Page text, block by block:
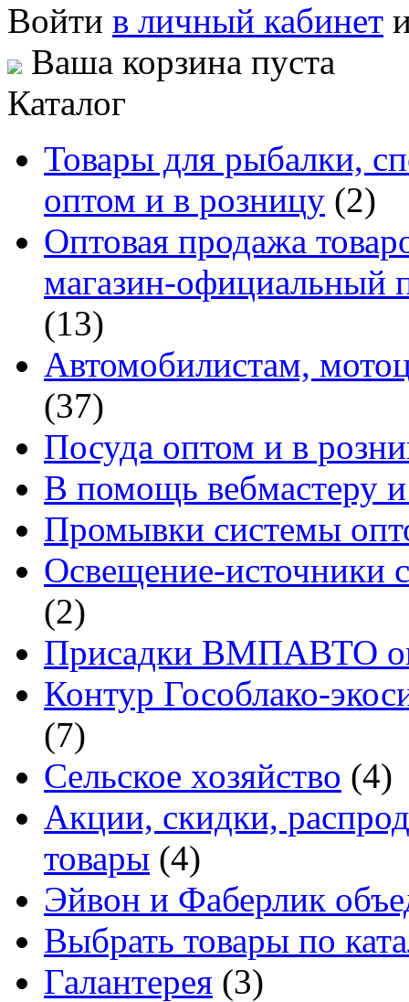
Войти в личный кабинет
Ваша корзина пуста
Каталог
Товары для рыбалки,
оптом и в розницу (2)
Оптовая продажа
магазин-официальный
(13)
Автомобилистам,
(37)
Посуда оптом и в
В помощь вебмастеру и
Промывки системы
Освещение-источники
(2)
Присадки ВМПАВТО
Контур Гособлако-
(7)
Сельское хозяйство (4)
Акции, скидки,
товары (4)
Эйвон и Фаберлик
Выбрать товары по
Галантерея (3)